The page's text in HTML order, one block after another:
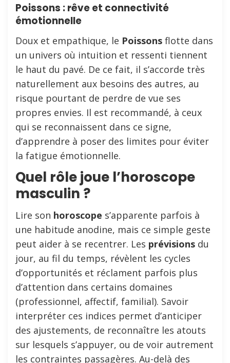
Poissons : rêve et connectivité
émotionnelle
Doux et empathique, le Poissons flotte dans
un univers où intuition et ressenti tiennent
le haut du pavé. De ce fait, il s’accorde très
naturellement aux besoins des autres, au
risque pourtant de perdre de vue ses
propres envies. Il est recommandé, à ceux
qui se reconnaissent dans ce signe,
d’apprendre à poser des limites pour éviter
la fatigue émotionnelle.
Quel rôle joue l’horoscope
masculin ?
Lire son horoscope s’apparente parfois à
une habitude anodine, mais ce simple geste
peut aider à se recentrer. Les prévisions du
jour, au fil du temps, révèlent les cycles
d’opportunités et réclament parfois plus
d’attention dans certains domaines
(professionnel, affectif, familial). Savoir
interpréter ces indices permet d’anticiper
des ajustements, de reconnaître les atouts
sur lesquels s’appuyer, ou de voir autrement
les contraintes passagères. Au-delà des